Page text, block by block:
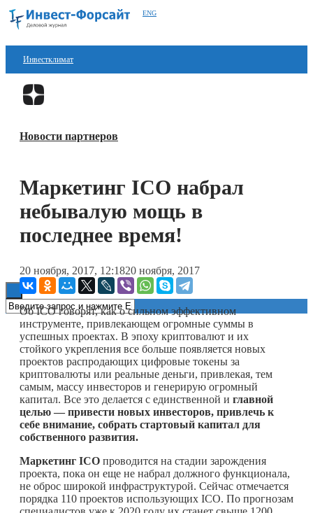
ENG
Инвестклимат
Финансы
Блокчейн
Технологии
Новости партнеров
Маркетинг ICO набрал
небывалую мощь в
последнее время!
20 ноября, 2017, 12:1820 ноября, 2017
Об ICO говорят, как о сильном эффективном
инструменте, привлекающем огромные суммы в
успешных проектах. В эпоху криптовалют и их
стойкого укрепления все больше появляется новых
проектов распродающих цифровые токены за
криптовалюты или реальные деньги, привлекая, тем
самым, массу инвесторов и генерирую огромный
капитал. Все это делается с единственной и главной
целью — привести новых инвесторов, привлечь к
себе внимание, собрать стартовый капитал для
собственного развития.
Маркетинг ICO проводится на стадии зарождения
проекта, пока он еще не набрал должного функционала,
не оброс широкой инфраструктурой. Сейчас отмечается
порядка 110 проектов использующих ICO. По прогнозам